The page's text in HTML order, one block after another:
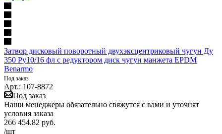
Затвор дисковый поворотный двухэксцентриковый чугун Ду
350 Ру10/16 фл с редуктором диск чугун манжета EPDM
Benarmo
Под заказ
Арт.: 107-8872
Под заказ
Наши менеджеры обязательно свяжутся с вами и уточнят
условия заказа
266 454.82 руб.
/шт